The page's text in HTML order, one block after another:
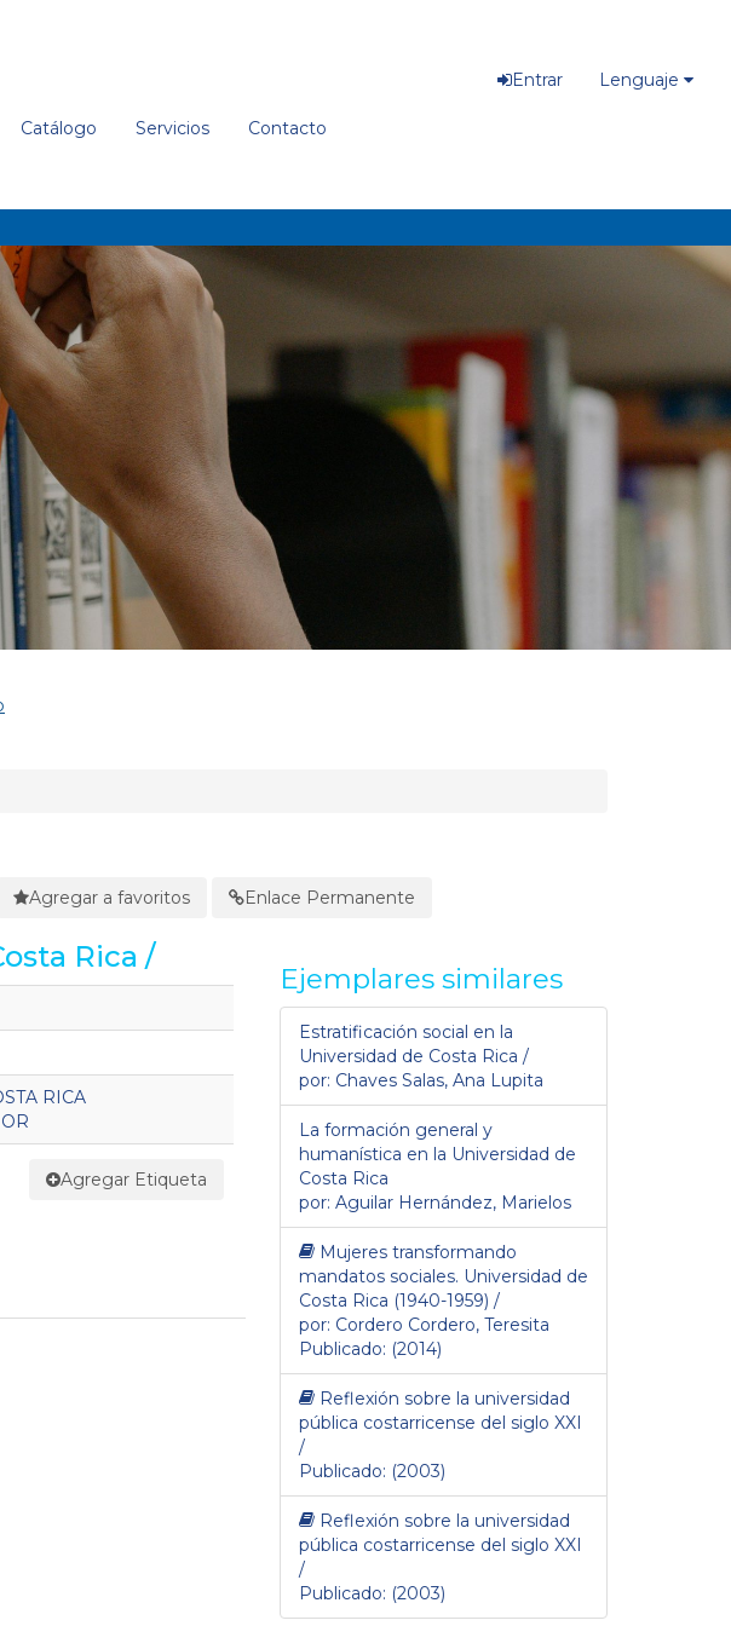
Catálogo Servicios Contacto
Entrar Lenguaje
Agregar a favoritos Enlace Permanente
Rica /
RICA
Agregar Etiqueta
Ejemplares similares
Estratificación social en la
Universidad de Costa Rica /
por: Chaves Salas, Ana Lupita
La formación general y
humanística en la Universidad de
Costa Rica
por: Aguilar Hernández, Marielos
Mujeres transformando
mandatos sociales. Universidad de
Costa Rica (1940-1959) /
por: Cordero Cordero, Teresita
Publicado: (2014)
Reflexión sobre la universidad
pública costarricense del siglo XXI
/
Publicado: (2003)
Reflexión sobre la universidad
pública costarricense del siglo XXI
/
Publicado: (2003)